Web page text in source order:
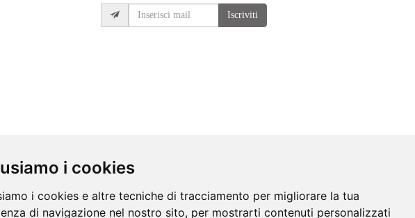
i cookies
i cookies e altre tecniche di tracciamento per migliorare la tua
di navigazione nel nostro sito, per mostrarti contenuti personalizzati
Iscriviti